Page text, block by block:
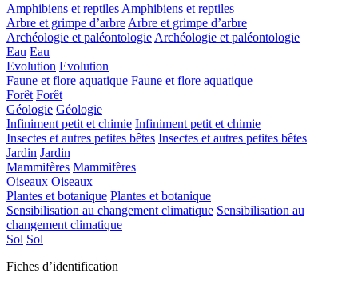
Amphibiens et reptiles Amphibiens et reptiles
Arbre et grimpe d’arbre Arbre et grimpe d’arbre
Archéologie et paléontologie Archéologie et paléontologie
Eau Eau
Evolution Evolution
Faune et flore aquatique Faune et flore aquatique
Forêt Forêt
Géologie Géologie
Infiniment petit et chimie Infiniment petit et chimie
Insectes et autres petites bêtes Insectes et autres petites bêtes
Jardin Jardin
Mammifères Mammifères
Oiseaux Oiseaux
Plantes et botanique Plantes et botanique
Sensibilisation au changement climatique Sensibilisation au
changement climatique
Sol Sol
Fiches d’identification